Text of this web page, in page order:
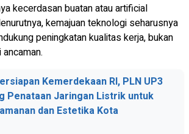
kecerdasan buatan atau artificial
kemajuan teknologi seharusnya
peningkatan kualitas kerja, bukan
Kemerdekaan RI, PLN UP3
Penataan Jaringan Listrik untuk
dan Estetika Kota